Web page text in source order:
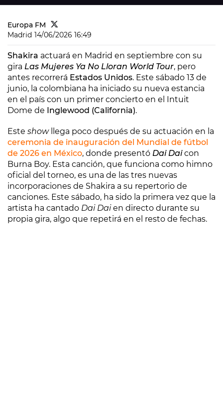
Europa FM
Madrid 14/06/2026 16:49
Shakira actuará en Madrid en septiembre con su
gira Las Mujeres Ya No Lloran World Tour, pero
antes recorrerá Estados Unidos. Este sábado 13 de
junio, la colombiana ha iniciado su nueva estancia
en el país con un primer concierto en el Intuit
Dome de Inglewood (California).
Este show llega poco después de su actuación en la
ceremonia de inauguración del Mundial de fútbol
de 2026 en México, donde presentó Dai Daicon
Burna Boy. Esta canción, que funciona como himno
oficial del torneo, es una de las tres nuevas
incorporaciones de Shakira a su repertorio de
canciones. Este sábado, ha sido la primera vez que la
artista ha cantado Dai Daien directo durante su
propia gira, algo que repetirá en el resto de fechas.